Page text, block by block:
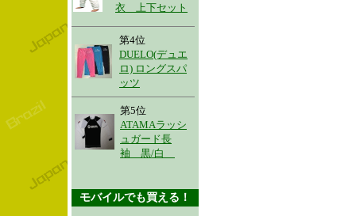
衣 上下セット
第4位
DUELO(デュエ
ロ) ロングスパ
ッツ
第5位
ATAMAラッシ
ュガード長
袖 黒/白
モバイルでも買える！